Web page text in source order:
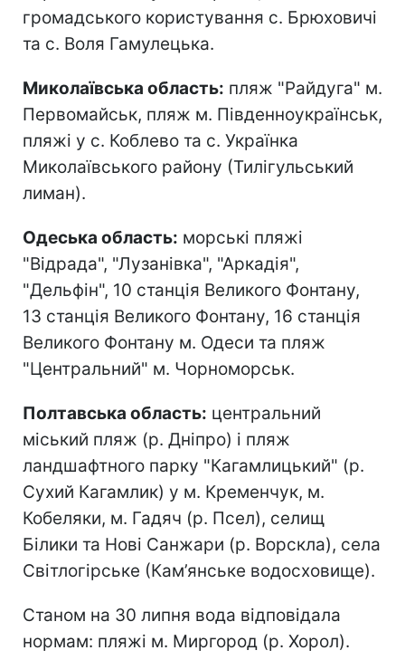
громадського користування с. Брюховичі
та с. Воля Гамулецька.
Миколаївська область: пляж "Райдуга" м.
Первомайськ, пляж м. Південноукраїнськ,
пляжі у с. Коблево та с. Українка
Миколаївського району (Тилігульський
лиман).
Одеська область: морські пляжі
"Відрада", "Лузанівка", "Аркадія",
"Дельфін", 10 станція Великого Фонтану,
13 станція Великого Фонтану, 16 станція
Великого Фонтану м. Одеси та пляж
"Центральний" м. Чорноморськ.
Полтавська область: центральний
міський пляж (р. Дніпро) і пляж
ландшафтного парку "Кагамлицький" (р.
Сухий Кагамлик) у м. Кременчук, м.
Кобеляки, м. Гадяч (р. Псел), селищ
Білики та Нові Санжари (р. Ворскла), села
Світлогірське (Кам’янське водосховище).
Станом на 30 липня вода відповідала
нормам: пляжі м. Миргород (р. Хорол).